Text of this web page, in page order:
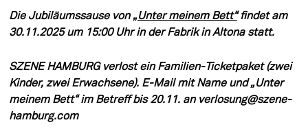
Die Jubiläumssause von „Unter meinem Bett“ findet am
30.11.2025 um 15:00 Uhr in der Fabrik in Altona statt.
SZENE HAMBURG verlost ein Familien-Ticketpaket (zwei
Kinder, zwei Erwachsene). E-Mail mit Name und „Unter
meinem Bett“ im Betreff bis 20.11. an verlosung@szene-
hamburg.com